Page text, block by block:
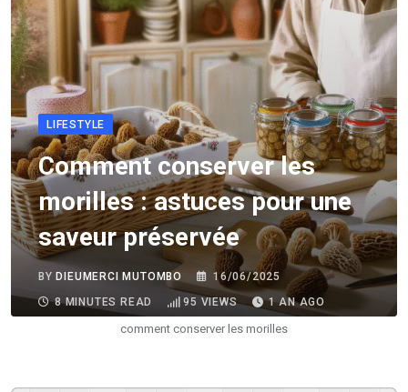
LIFESTYLE
Comment conserver les
morilles : astuces pour une
saveur préservée
BY DIEUMERCI MUTOMBO
16/06/2025
8 MINUTES READ
95 VIEWS 1 AN AGO
comment conserver les morilles